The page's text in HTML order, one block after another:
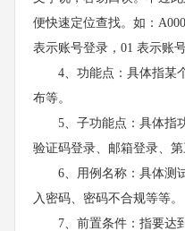
便快速定位查找。如：
表示账号登录，01 表示账
4、功能点：具体指某个
布等。
5、子功能点：具体指功
验证码登录、邮箱登录、第
6、用例名称：具体测试
入密码、密码不合规等等。
7、前置条件：指要达到